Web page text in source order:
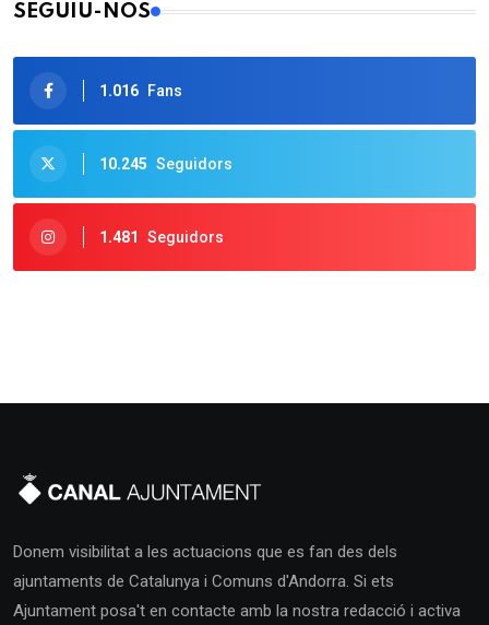
SEGUIU-NOS
1.016 Fans
10.245 Seguidors
1.481 Seguidors
Donem visibilitat a les actuacions que es fan des dels
ajuntaments de Catalunya i Comuns d'Andorra. Si ets
Ajuntament posa't en contacte amb la nostra redacció i activa